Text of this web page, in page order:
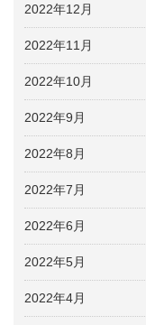
2022年12月
2022年11月
2022年10月
2022年9月
2022年8月
2022年7月
2022年6月
2022年5月
2022年4月